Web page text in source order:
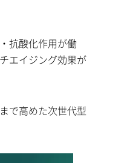
抗酸化作用が働
エイジング効果が
で高めた次世代型